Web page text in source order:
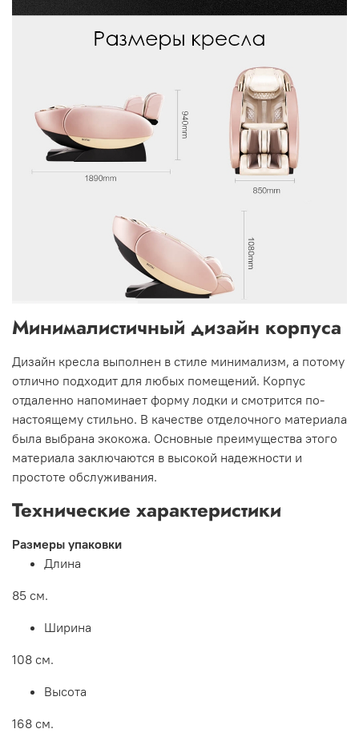
Минималистичный дизайн корпуса
Дизайн кресла выполнен в стиле минимализм, а потому
отлично подходит для любых помещений. Корпус
отдаленно напоминает форму лодки и смотрится по-
настоящему стильно. В качестве отделочного материала
была выбрана экокожа. Основные преимущества этого
материала заключаются в высокой надежности и
простоте обслуживания.
Технические характеристики
Размеры упаковки
Длина
85 см.
Ширина
108 см.
Высота
168 см.